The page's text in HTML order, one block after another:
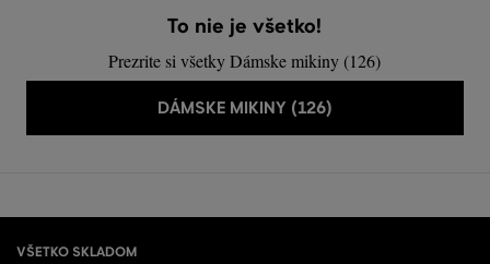
To nie je všetko!
Prezrite si všetky Dámske mikiny (126)
DÁMSKE MIKINY (126)
VŠETKO SKLADOM